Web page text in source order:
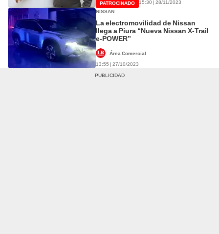
PATROCINADO
15:30 | 28/11/2023
NISSAN
La electromovilidad de Nissan
llega a Piura “Nueva Nissan X-Trail
e-POWER”
Área Comercial
13:55 | 27/10/2023